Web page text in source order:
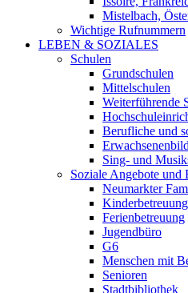
Mistelbach,
Wichtige Rufnummern
LEBEN & SOZIALES
Schulen
Grundschulen
Mittelschulen
Weiterführende
Berufliche und
Sing- und
Soziale Angebote und
Neumarkter
Kinderbetreuung
Ferienbetreuung
Jugendbüro
G6
Menschen mit
Senioren
Stadtbibliothek